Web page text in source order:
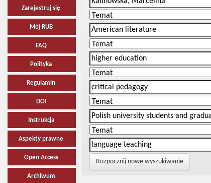
Zarejestruj się
Mój RUB
FAQ
Polityka
Regulamin
DOI
Instrukcja
Aspekty prawne
Open Access
Archiwum
Rozpocznij nowe wyszukiwanie